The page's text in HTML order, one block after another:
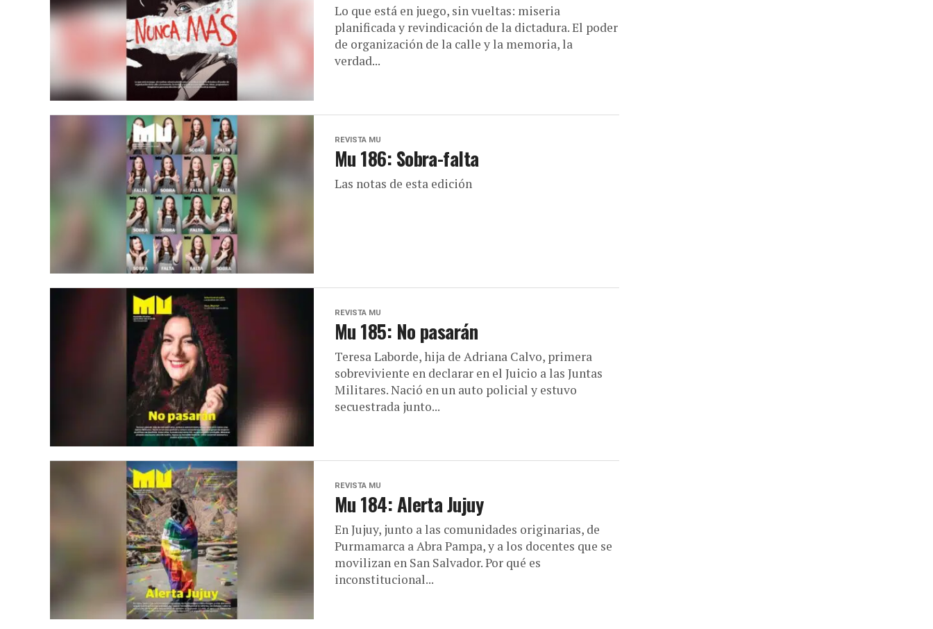
Lo que está en juego, sin vueltas: miseria
planificada y revindicación de la dictadura. El poder
de organización de la calle y la memoria, la
verdad...
REVISTA MU
Mu 186: Sobra-falta
Las notas de esta edición
REVISTA MU
Mu 185: No pasarán
Teresa Laborde, hija de Adriana Calvo, primera
sobreviviente en declarar en el Juicio a las Juntas
Militares. Nació en un auto policial y estuvo
secuestrada junto...
REVISTA MU
Mu 184: Alerta Jujuy
En Jujuy, junto a las comunidades originarias, de
Purmamarca a Abra Pampa, y a los docentes que se
movilizan en San Salvador. Por qué es
inconstitucional...